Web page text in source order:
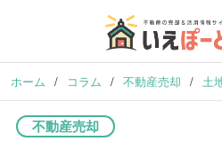
ホーム / コラム / 不動産売却 / 土
不動産売却